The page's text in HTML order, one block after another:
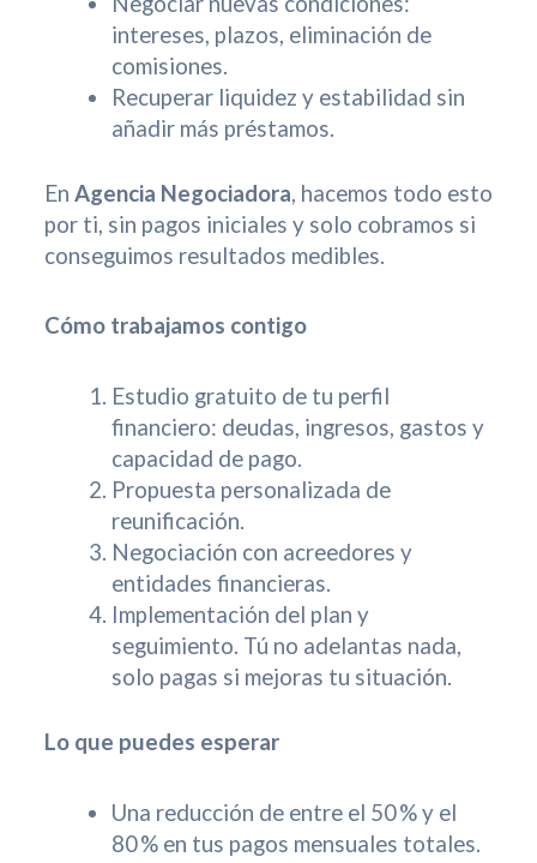
intereses, plazos, eliminación de
comisiones.
Recuperar liquidez y estabilidad sin
añadir más préstamos.
En Agencia Negociadora, hacemos todo esto
por ti, sin pagos iniciales y solo cobramos si
conseguimos resultados medibles.
Cómo trabajamos contigo
Estudio gratuito de tu perfil
financiero: deudas, ingresos, gastos y
capacidad de pago.
Propuesta personalizada de
reunificación.
Negociación con acreedores y
entidades financieras.
Implementación del plan y
seguimiento. Tú no adelantas nada,
solo pagas si mejoras tu situación.
Lo que puedes esperar
Una reducción de entre el 50 % y el
80 % en tus pagos mensuales totales.